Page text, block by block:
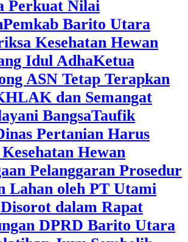
Perkuat Nilai
Pemkab Barito Utara
Kesehatan Hewan
Idul AdhaKetua
ASN Tetap Terapkan
dan Semangat
BangsaTaufik
Pertanian Harus
Hewan
Pelanggaran Prosedur
Lahan oleh PT Utami
dalam Rapat
DPRD Barito Utara